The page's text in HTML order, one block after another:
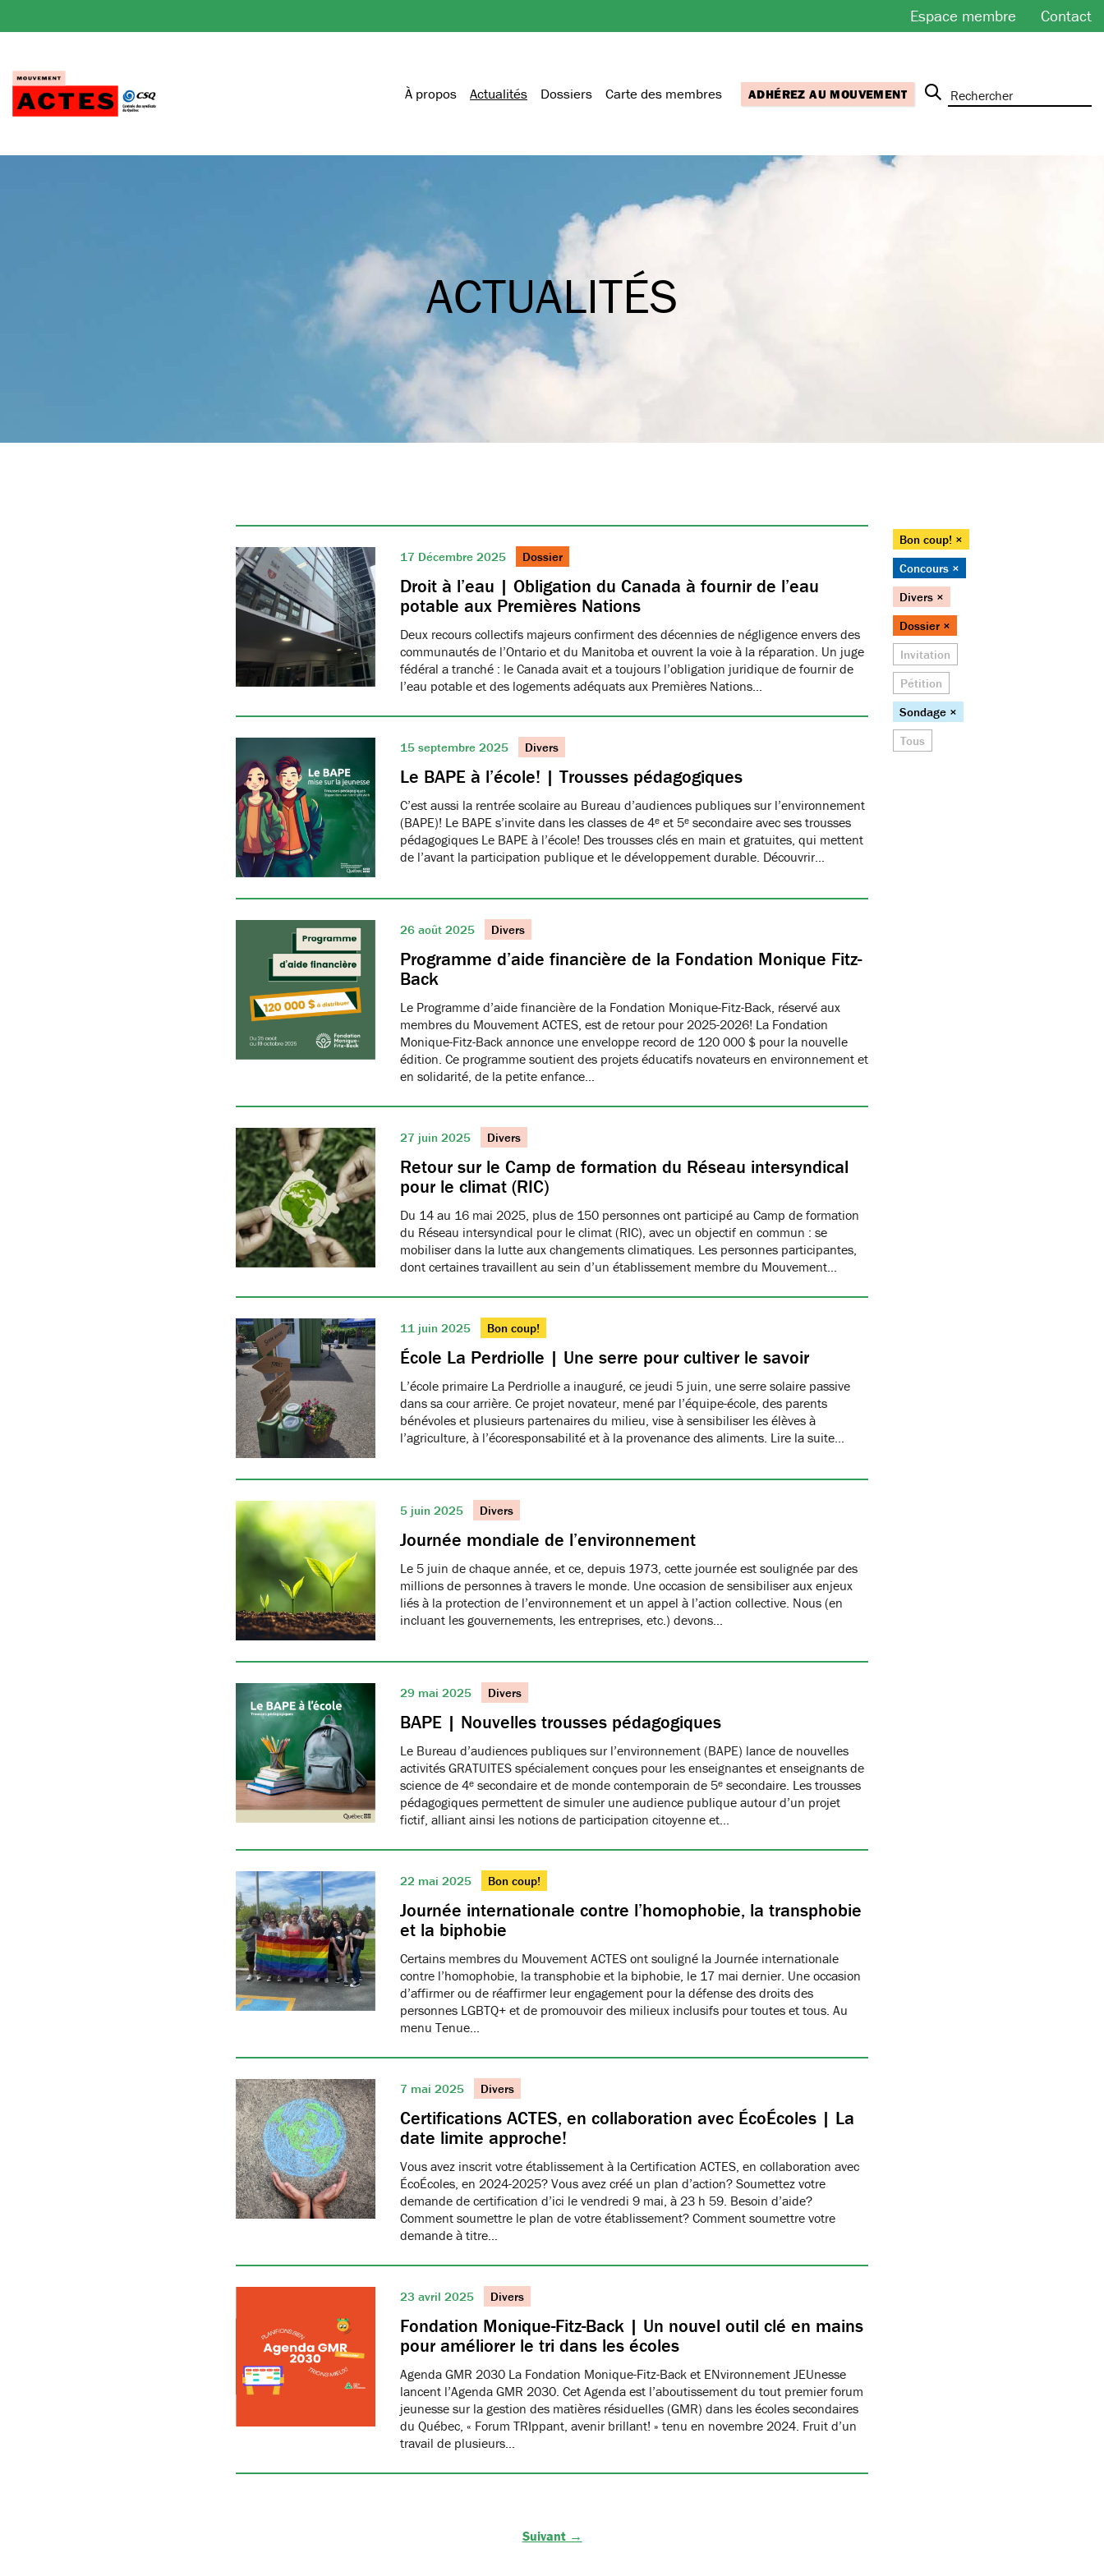
au
Espace membre Contact
À propos Actualités Dossiers Carte des membres ADHÉREZ AU MOUVEMENT
ACTUALITÉS
17 Décembre 2025 Dossier
Droit à l’eau | Obligation du Canada à fournir de l’eau
potable aux Premières Nations
Deux recours collectifs majeurs confirment des décennies de négligence envers des
communautés de l’Ontario et du Manitoba et ouvrent la voie à la réparation. Un juge
fédéral a tranché : le Canada avait et a toujours l’obligation juridique de fournir de
l’eau potable et des logements adéquats aux Premières Nations…
15 septembre 2025 Divers
Le BAPE à l’école! | Trousses pédagogiques
C’est aussi la rentrée scolaire au Bureau d’audiences publiques sur l’environnement
(BAPE)! Le BAPE s’invite dans les classes de 4ᵉ et 5ᵉ secondaire avec ses trousses
pédagogiques Le BAPE à l’école! Des trousses clés en main et gratuites, qui mettent
de l’avant la participation publique et le développement durable. Découvrir…
26 août 2025 Divers
Programme d’aide financière de la Fondation Monique Fitz-
Back
Le Programme d’aide financière de la Fondation Monique-Fitz-Back, réservé aux
membres du Mouvement ACTES, est de retour pour 2025-2026! La Fondation
Monique-Fitz-Back annonce une enveloppe record de 120 000 $ pour la nouvelle
édition. Ce programme soutient des projets éducatifs novateurs en environnement et
en solidarité, de la petite enfance…
27 juin 2025 Divers
Retour sur le Camp de formation du Réseau intersyndical
pour le climat (RIC)
Du 14 au 16 mai 2025, plus de 150 personnes ont participé au Camp de formation
du Réseau intersyndical pour le climat (RIC), avec un objectif en commun : se
mobiliser dans la lutte aux changements climatiques. Les personnes participantes,
dont certaines travaillent au sein d’un établissement membre du Mouvement…
11 juin 2025 Bon coup!
École La Perdriolle | Une serre pour cultiver le savoir
L’école primaire La Perdriolle a inauguré, ce jeudi 5 juin, une serre solaire passive
dans sa cour arrière. Ce projet novateur, mené par l’équipe-école, des parents
bénévoles et plusieurs partenaires du milieu, vise à sensibiliser les élèves à
l’agriculture, à l’écoresponsabilité et à la provenance des aliments. Lire la suite…
5 juin 2025 Divers
Journée mondiale de l’environnement
Le 5 juin de chaque année, et ce, depuis 1973, cette journée est soulignée par des
millions de personnes à travers le monde. Une occasion de sensibiliser aux enjeux
liés à la protection de l’environnement et un appel à l’action collective. Nous (en
incluant les gouvernements, les entreprises, etc.) devons…
29 mai 2025 Divers
BAPE | Nouvelles trousses pédagogiques
Le Bureau d’audiences publiques sur l’environnement (BAPE) lance de nouvelles
activités GRATUITES spécialement conçues pour les enseignantes et enseignants de
science de 4ᵉ secondaire et de monde contemporain de 5ᵉ secondaire. Les trousses
pédagogiques permettent de simuler une audience publique autour d’un projet
fictif, alliant ainsi les notions de participation citoyenne et…
22 mai 2025 Bon coup!
Journée internationale contre l’homophobie, la transphobie
et la biphobie
Certains membres du Mouvement ACTES ont souligné la Journée internationale
contre l’homophobie, la transphobie et la biphobie, le 17 mai dernier. Une occasion
d’affirmer ou de réaffirmer leur engagement pour la défense des droits des
personnes LGBTQ+ et de promouvoir des milieux inclusifs pour toutes et tous. Au
menu Tenue…
7 mai 2025 Divers
Certifications ACTES, en collaboration avec ÉcoÉcoles | La
date limite approche!
Vous avez inscrit votre établissement à la Certification ACTES, en collaboration avec
ÉcoÉcoles, en 2024-2025? Vous avez créé un plan d’action? Soumettez votre
demande de certification d’ici le vendredi 9 mai, à 23 h 59. Besoin d’aide?
Comment soumettre le plan de votre établissement? Comment soumettre votre
demande à titre…
23 avril 2025 Divers
Fondation Monique-Fitz-Back | Un nouvel outil clé en mains
pour améliorer le tri dans les écoles
Agenda GMR 2030 La Fondation Monique-Fitz-Back et ENvironnement JEUnesse
lancent l’Agenda GMR 2030. Cet Agenda est l’aboutissement du tout premier forum
jeunesse sur la gestion des matières résiduelles (GMR) dans les écoles secondaires
du Québec, « Forum TRIppant, avenir brillant! » tenu en novembre 2024. Fruit d’un
travail de plusieurs…
Bon coup! ×
Concours ×
Divers ×
Dossier ×
Invitation
Pétition
Sondage ×
Tous
Suivant →